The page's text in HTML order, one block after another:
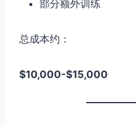
部分额外训练
总成本约：
$10,000-$15,000